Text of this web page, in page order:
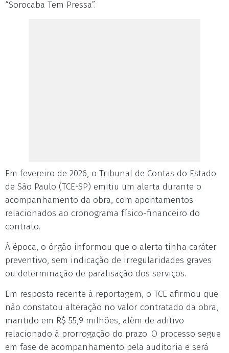
“Sorocaba Tem Pressa”.
Em fevereiro de 2026, o Tribunal de Contas do Estado
de São Paulo (TCE-SP) emitiu um alerta durante o
acompanhamento da obra, com apontamentos
relacionados ao cronograma físico-financeiro do
contrato.
À época, o órgão informou que o alerta tinha caráter
preventivo, sem indicação de irregularidades graves
ou determinação de paralisação dos serviços.
Em resposta recente à reportagem, o TCE afirmou que
não constatou alteração no valor contratado da obra,
mantido em R$ 55,9 milhões, além de aditivo
relacionado à prorrogação do prazo. O processo segue
em fase de acompanhamento pela auditoria e será